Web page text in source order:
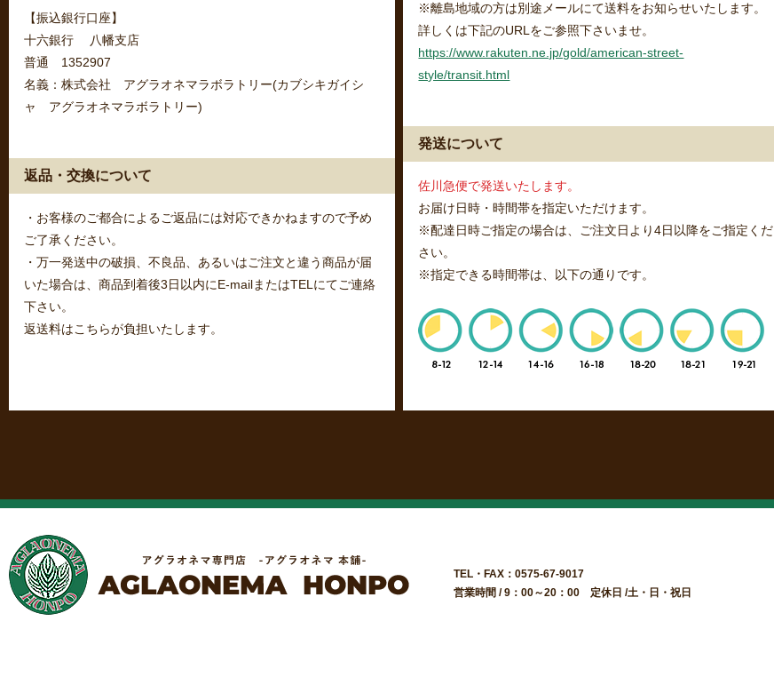
【振込銀行口座】
十六銀行 八幡支店
普通 1352907
名義：株式会社 アグラオネマラボラトリー(カブシキガイシ
ャ アグラオネマラボラトリー)
返品・交換について
・お客様のご都合によるご返品には対応できかねますので予め
ご了承ください。
・万一発送中の破損、不良品、あるいはご注文と違う商品が届
いた場合は、商品到着後3日以内にE-mailまたはTELにてご連絡
下さい。
返送料はこちらが負担いたします。
※離島地域の方は別途メールにて送料をお知らせいたします。
詳しくは下記のURLをご参照下さいませ。
https://www.rakuten.ne.jp/gold/american-street-
style/transit.html
発送について
佐川急便で発送いたします。
お届け日時・時間帯を指定いただけます。
※配達日時ご指定の場合は、ご注文日より4日以降をご指定くだ
さい。
※指定できる時間帯は、以下の通りです。
TEL・FAX：0575-67-9017
営業時間 / 9：00～20：00 定休日 /土・日・祝日